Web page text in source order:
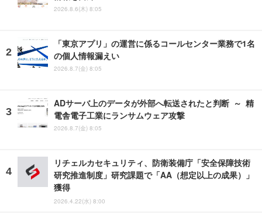
2026.8.6(木) 8:05
「東京アプリ」の運営に係るコールセンター業務で1名
の個人情報漏えい
2026.8.7(金) 8:05
ADサーバ上のデータが外部へ転送されたと判断 ～ 精
電舎電子工業にランサムウェア攻撃
2026.8.7(金) 8:05
リチェルカセキュリティ、防衛装備庁「安全保障技術
研究推進制度」研究課題で「AA（想定以上の成果）」
獲得
2026.4.22(水) 8:00